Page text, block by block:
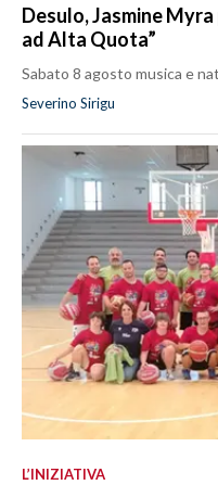
Desulo, Jasmine
ad Alta Quota”
Sabato 8 agosto musica e
Severino Sirigu
L’INIZIATIVA